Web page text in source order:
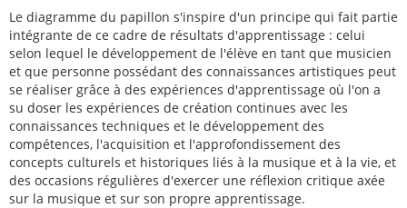
Le diagramme du papillon s'inspire d'un principe qui fait partie
intégrante de ce cadre de résultats d'apprentissage : celui
selon lequel le développement de l'élève en tant que musicien
et que personne possédant des connaissances artistiques peut
se réaliser grâce à des expériences d'apprentissage où l'on a
su doser les expériences de création continues avec les
connaissances techniques et le développement des
compétences, l'acquisition et l'approfondissement des
concepts culturels et historiques liés à la musique et à la vie, et
des occasions régulières d'exercer une réflexion critique axée
sur la musique et sur son propre apprentissage.